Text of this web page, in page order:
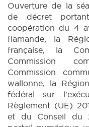
Ouverture de la
de décret
coopération du 4
flamande, la
française, la
Commission
Commission
wallonne, la
fédéral sur
Règlement (UE)
et du Conseil du